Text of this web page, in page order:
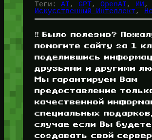
Теги: AI, GPT, OpenAI, ИИ
Искусственный Интеллект,
‼️ Было полезно?
помогите сайту за 1
поделившись
друзьями и другими
Мы гарантируем Вам
предоставление
качественной
специальных
случае если Вы будете
создавать свой сервер